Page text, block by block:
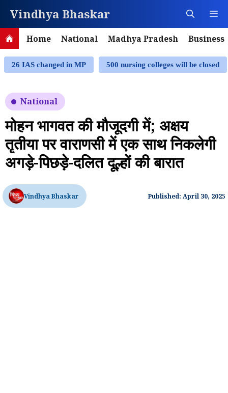
content
Vindhya Bhaskar
Home National Madhya Pradesh Business
26 IAS changed in MP 500 nursing colleges will be closed
National
मोहन भागवत की मौजूदगी में; अक्षय
तृतीया पर वाराणसी में एक साथ निकलेगी
अगड़े-पिछड़े-दलित दूल्हों की बारात
Vindhya Bhaskar Published: April 30, 2025